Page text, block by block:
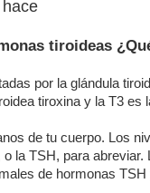
tiroideas
por la glándula
tiroxina y la T3 es
de tu cuerpo. Los
la TSH, para
de hormonas TSH